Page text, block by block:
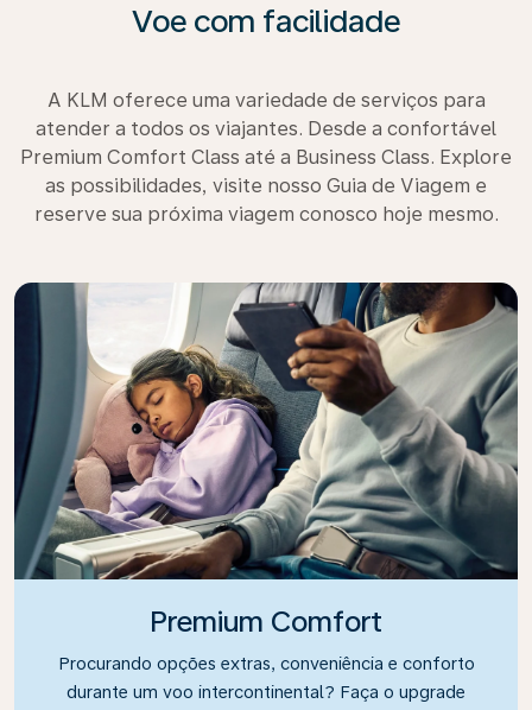
Voe com facilidade
A KLM oferece uma variedade de serviços para
atender a todos os viajantes. Desde a confortável
Premium Comfort Class até a Business Class. Explore
as possibilidades, visite nosso Guia de Viagem e
reserve sua próxima viagem conosco hoje mesmo.
Premium Comfort
Procurando opções extras, conveniência e conforto
durante um voo intercontinental? Faça o upgrade